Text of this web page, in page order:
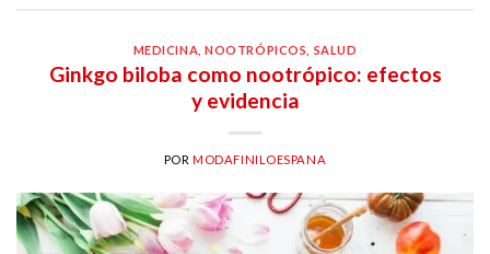
MEDICINA ,NOOTRÓPICOS SALUD
Ginkgo biloba como nootrópico: efectos
y evidencia
PORMODAFINILOESPANA